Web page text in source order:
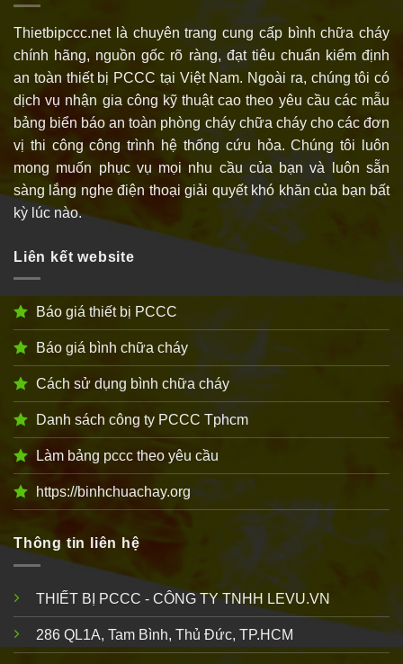
Thietbipccc.net là chuyên trang cung cấp bình chữa cháy
chính hãng, nguồn gốc rõ ràng, đạt tiêu chuẩn kiểm định
an toàn thiết bị PCCC tại Việt Nam. Ngoài ra, chúng tôi có
dịch vụ nhận gia công kỹ thuật cao theo yêu cầu các mẫu
bảng biển báo an toàn phòng cháy chữa cháy cho các đơn
vị thi công công trình hệ thống cứu hỏa. Chúng tôi luôn
mong muốn phục vụ mọi nhu cầu của bạn và luôn sẵn
sàng lắng nghe điện thoại giải quyết khó khăn của bạn bất
kỳ lúc nào.
Liên kết website
Báo giá thiết bị PCCC
Báo giá bình chữa cháy
Cách sử dụng bình chữa cháy
Danh sách công ty PCCC Tphcm
Làm bảng pccc theo yêu cầu
https://binhchuachay.org
Thông tin liên hệ
THIẾT BỊ PCCC - CÔNG TY TNHH LEVU.VN
286 QL1A, Tam Bình, Thủ Đức, TP.HCM